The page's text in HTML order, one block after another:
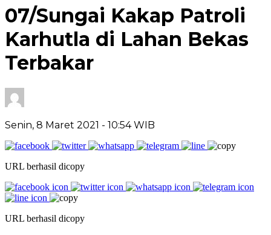
07/Sungai Kakap Patroli
Karhutla di Lahan Bekas
Terbakar
Senin, 8 Maret 2021 - 10:54 WIB
URL berhasil dicopy
URL berhasil dicopy